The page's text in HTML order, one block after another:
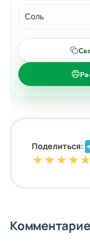
Соль
Поделиться:
★ ★ ★ ★ ★